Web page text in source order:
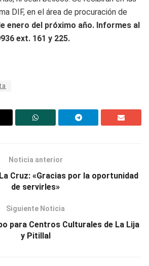
DIF, en el área de procuración de
enero del próximo año. Informes al
ext. 161 y 225.
Noticia anterior
Cruz: «Gracias por la oportunidad
de servirles»
Siguiente Noticia
para Centros Culturales de La Lija
y Pitillal